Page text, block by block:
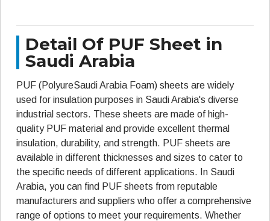
Detail Of PUF Sheet in
Saudi Arabia
PUF (PolyureSaudi Arabia Foam) sheets are widely
used for insulation purposes in Saudi Arabia's diverse
industrial sectors. These sheets are made of high-
quality PUF material and provide excellent thermal
insulation, durability, and strength. PUF sheets are
available in different thicknesses and sizes to cater to
the specific needs of different applications. In Saudi
Arabia, you can find PUF sheets from reputable
manufacturers and suppliers who offer a comprehensive
range of options to meet your requirements. Whether